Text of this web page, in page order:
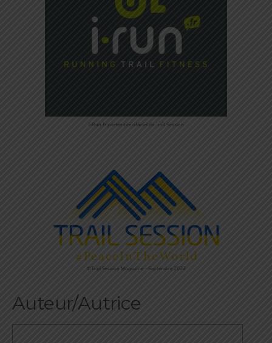
i-Run.fr partenaire officiel de Trail Session
©Trail Session Magazine – Septembre 2022
Auteur/Autrice